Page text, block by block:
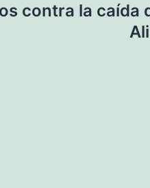
contra la caída